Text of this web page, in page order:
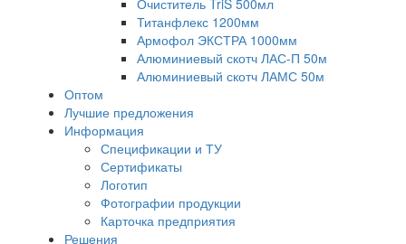
Очиститель TriS 500мл
Титанфлекс 1200мм
Армофол ЭКСТРА 1000мм
Алюминиевый скотч ЛАС-П 50м
Алюминиевый скотч ЛАМС 50м
Оптом
Лучшие предложения
Информация
Спецификации и ТУ
Сертификаты
Логотип
Фотографии продукции
Карточка предприятия
Решения